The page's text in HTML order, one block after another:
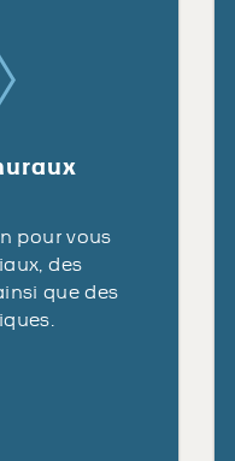
pour vous
des
que des